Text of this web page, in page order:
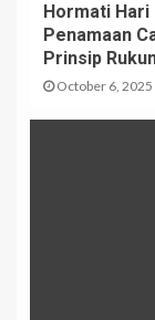
Hormati Hari
Penamaan
Prinsip
October 6, 2025